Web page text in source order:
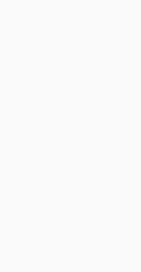
6 decimals